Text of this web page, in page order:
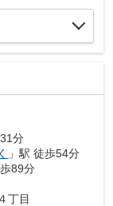
分
」駅 徒歩54分
89分
４丁目